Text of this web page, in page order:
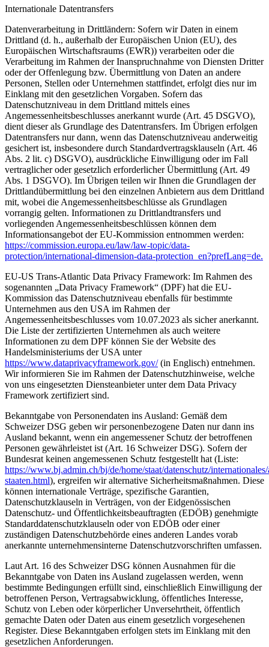
Internationale Datentransfers
Datenverarbeitung in Drittländern: Sofern wir Daten in einem
Drittland (d. h., außerhalb der Europäischen Union (EU), des
Europäischen Wirtschaftsraums (EWR)) verarbeiten oder die
Verarbeitung im Rahmen der Inanspruchnahme von Diensten Dritter
oder der Offenlegung bzw. Übermittlung von Daten an andere
Personen, Stellen oder Unternehmen stattfindet, erfolgt dies nur im
Einklang mit den gesetzlichen Vorgaben. Sofern das
Datenschutzniveau in dem Drittland mittels eines
Angemessenheitsbeschlusses anerkannt wurde (Art. 45 DSGVO),
dient dieser als Grundlage des Datentransfers. Im Übrigen erfolgen
Datentransfers nur dann, wenn das Datenschutzniveau anderweitig
gesichert ist, insbesondere durch Standardvertragsklauseln (Art. 46
Abs. 2 lit. c) DSGVO), ausdrückliche Einwilligung oder im Fall
vertraglicher oder gesetzlich erforderlicher Übermittlung (Art. 49
Abs. 1 DSGVO). Im Übrigen teilen wir Ihnen die Grundlagen der
Drittlandübermittlung bei den einzelnen Anbietern aus dem Drittland
mit, wobei die Angemessenheitsbeschlüsse als Grundlagen
vorrangig gelten. Informationen zu Drittlandtransfers und
vorliegenden Angemessenheitsbeschlüssen können dem
Informationsangebot der EU-Kommission entnommen werden:
https://commission.europa.eu/law/law-topic/data-
protection/international-dimension-data-protection_en?prefLang=de.
EU-US Trans-Atlantic Data Privacy Framework: Im Rahmen des
sogenannten „Data Privacy Framework“ (DPF) hat die EU-
Kommission das Datenschutzniveau ebenfalls für bestimmte
Unternehmen aus den USA im Rahmen der
Angemessenheitsbeschlusses vom 10.07.2023 als sicher anerkannt.
Die Liste der zertifizierten Unternehmen als auch weitere
Informationen zu dem DPF können Sie der Website des
Handelsministeriums der USA unter
https://www.dataprivacyframework.gov/(in Englisch) entnehmen.
Wir informieren Sie im Rahmen der Datenschutzhinweise, welche
von uns eingesetzten Diensteanbieter unter dem Data Privacy
Framework zertifiziert sind.
Bekanntgabe von Personendaten ins Ausland: Gemäß dem
Schweizer DSG geben wir personenbezogene Daten nur dann ins
Ausland bekannt, wenn ein angemessener Schutz der betroffenen
Personen gewährleistet ist (Art. 16 Schweizer DSG). Sofern der
Bundesrat keinen angemessenen Schutz festgestellt hat (Liste:
https://www.bj.admin.ch/bj/de/home/staat/datenschutz/
staaten.html), ergreifen wir alternative Sicherheitsmaßnahmen. Diese
können internationale Verträge, spezifische Garantien,
Datenschutzklauseln in Verträgen, von der Eidgenössischen
Datenschutz- und Öffentlichkeitsbeauftragten (EDÖB) genehmigte
Standarddatenschutzklauseln oder von EDÖB oder einer
zuständigen Datenschutzbehörde eines anderen Landes vorab
anerkannte unternehmensinterne Datenschutzvorschriften umfassen.
Laut Art. 16 des Schweizer DSG können Ausnahmen für die
Bekanntgabe von Daten ins Ausland zugelassen werden, wenn
bestimmte Bedingungen erfüllt sind, einschließlich Einwilligung der
betroffenen Person, Vertragsabwicklung, öffentliches Interesse,
Schutz von Leben oder körperlicher Unversehrtheit, öffentlich
gemachte Daten oder Daten aus einem gesetzlich vorgesehenen
Register. Diese Bekanntgaben erfolgen stets im Einklang mit den
gesetzlichen Anforderungen.